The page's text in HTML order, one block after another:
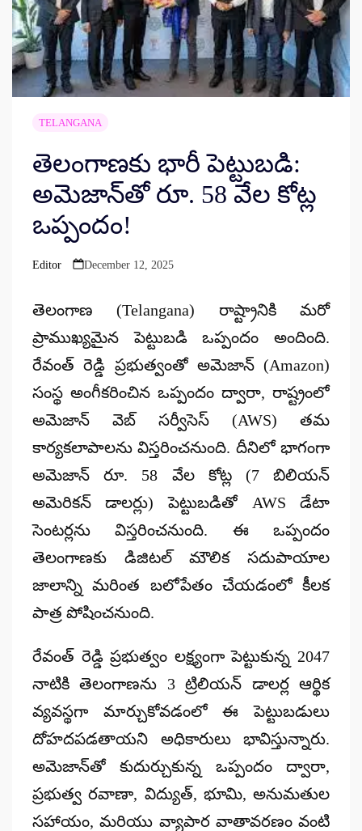
TELANGANA
తెలంగాణకు భారీ పెట్టుబడి:
అమెజాన్‌తో రూ. 58 వేల కోట్ల
ఒప్పందం!
Posted
Editor December 12, 2025
తెలంగాణ (Telangana) రాష్ట్రానికి మరో
ప్రాముఖ్యమైన పెట్టుబడి ఒప్పందం అందింది.
రేవంత్ రెడ్డి ప్రభుత్వంతో అమెజాన్ (Amazon)
సంస్థ అంగీకరించిన ఒప్పందం ద్వారా, రాష్ట్రంలో
అమెజాన్ వెబ్ సర్వీసెస్ (AWS) తమ
కార్యకలాపాలను విస్తరించనుంది. దీనిలో భాగంగా
అమెజాన్రూ. 58 వేల కోట్ల (7 బిలియన్
అమెరికన్ డాలర్లు) పెట్టుబడితోAWS డేటా
సెంటర్లను విస్తరించనుంది. ఈ ఒప్పందం
తెలంగాణకు డిజిటల్ మౌలిక సదుపాయాల
జాలాన్ని మరింత బలోపేతం చేయడంలో కీలక
పాత్ర పోషించనుంది.
రేవంత్ రెడ్డి ప్రభుత్వం లక్ష్యంగా పెట్టుకున్న 2047
నాటికి తెలంగాణను 3 ట్రిలియన్ డాలర్ల ఆర్థిక
వ్యవస్థగామార్చుకోవడంలో ఈ పెట్టుబడులు
దోహదపడతాయని అధికారులు భావిస్తున్నారు.
అమెజాన్‌తో కుదుర్చుకున్న ఒప్పందం ద్వారా,
ప్రభుత్వ రవాణా, విద్యుత్, భూమి, అనుమతుల
సహాయం, మరియు వ్యాపార వాతావరణం వంటి